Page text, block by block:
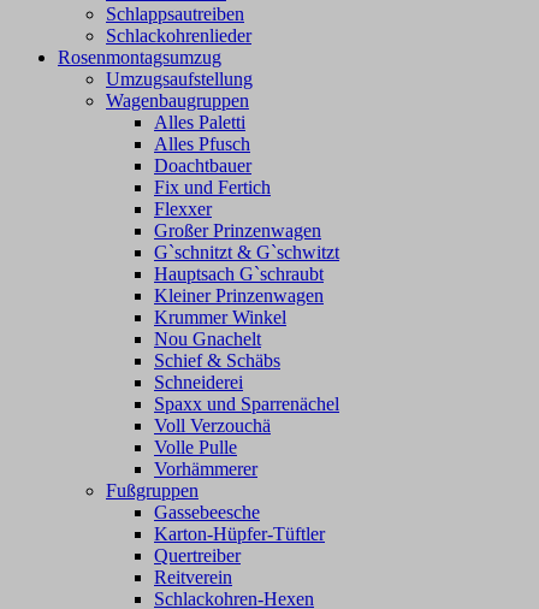
Schlappsautreiben
Schlackohrenlieder
Rosenmontagsumzug
Umzugsaufstellung
Wagenbaugruppen
Alles Paletti
Alles Pfusch
Doachtbauer
Fix und Fertich
Flexxer
Großer Prinzenwagen
Gˋschnitzt & Gˋschwitzt
Hauptsach G`schraubt
Kleiner Prinzenwagen
Krummer Winkel
Nou Gnachelt
Schief & Schäbs
Schneiderei
Spaxx und Sparrenächel
Voll Verzouchä
Volle Pulle
Vorhämmerer
Fußgruppen
Gassebeesche
Karton-Hüpfer-Tüftler
Quertreiber
Reitverein
Schlackohren-Hexen